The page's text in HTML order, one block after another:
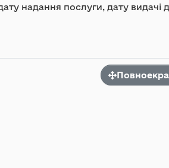
надання послуги, дату